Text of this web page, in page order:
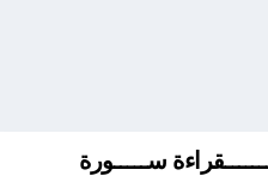
ســـــورة